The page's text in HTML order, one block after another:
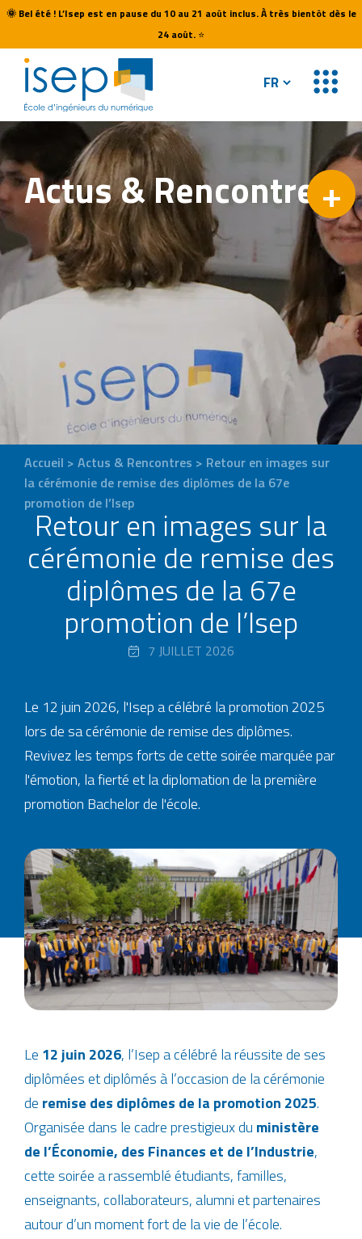
🌞Bel été ! L’Isep est en pause du 10 au 21 août inclus. À très bientôt dès le
24 août. ⭐
+
Actus &Rencontres
Accueil > Actus & Rencontres > Retour en images sur
la cérémonie de remise des diplômes de la 67e
promotion de l’Isep
Retour en images sur la
cérémonie de remise des
diplômes de la 67e
promotion de l’Isep
7 JUILLET 2026
Le 12 juin 2026, l'Isep a célébré la promotion 2025
lors de sa cérémonie de remise des diplômes.
Revivez les temps forts de cette soirée marquée par
l'émotion, la fierté et la diplomation de la première
promotion Bachelor de l'école.
Le 12 juin 2026, l’Isep a célébré la réussite de ses
diplômées et diplômés à l’occasion de la cérémonie
de remise des diplômes de la promotion 2025.
Organisée dans le cadre prestigieux du ministère
de l’Économie, des Finances et de l’Industrie,
cette soirée a rassemblé étudiants, familles,
enseignants, collaborateurs, alumni et partenaires
autour d’un moment fort de la vie de l’école.